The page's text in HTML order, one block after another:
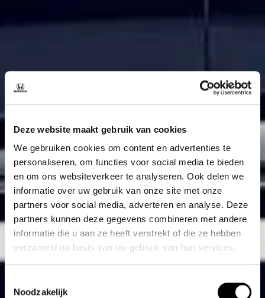
Deze website maakt gebruik van cookies
We gebruiken cookies om content en advertenties te
personaliseren, om functies voor social media te bieden
en om ons websiteverkeer te analyseren. Ook delen we
informatie over uw gebruik van onze site met onze
partners voor social media, adverteren en analyse. Deze
partners kunnen deze gegevens combineren met andere
informatie die u aan ze heeft verstrekt of die ze hebben
verzameld op basis van uw gebruik van hun services.
Noodzakelijk